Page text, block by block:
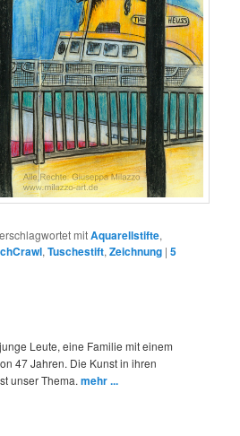
mitAquarellstifte,
,Tuschestift,Zeichnung |5
Leute, eine Familie mit einem
47 Jahren. Die Kunst in ihren
unser Thema.mehr ...